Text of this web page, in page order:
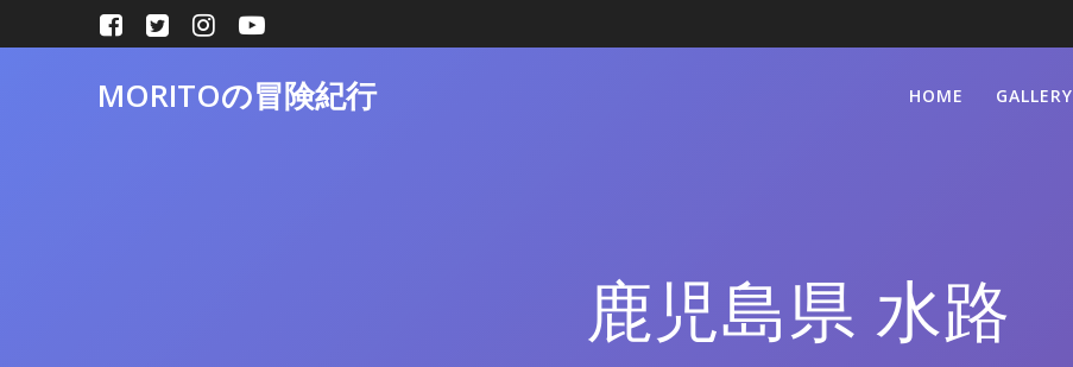
ン
MORITOの冒険紀行 HOME GALLERY
鹿児島県 水路